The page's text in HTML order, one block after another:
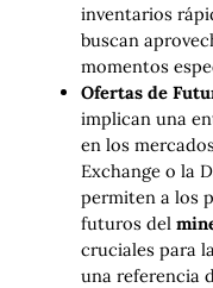
inventarios
buscan
momentos
Ofertas de
implican una
en los
Exchange o la
permiten a los
futuros del
cruciales para
una referencia